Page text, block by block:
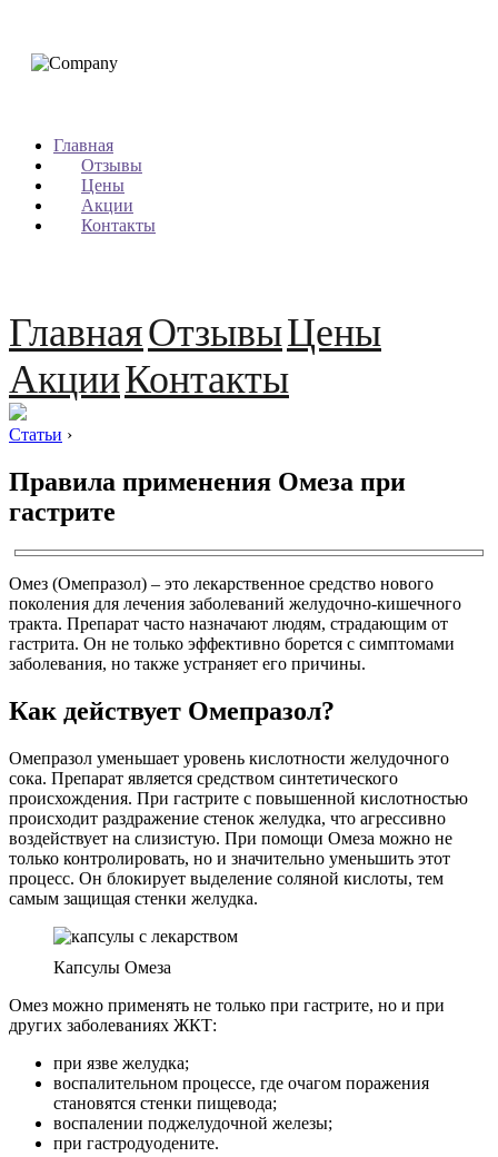
Главная
Отзывы
Цены
Акции
Контакты
ГлавнаяОтзывыЦены
АкцииКонтакты
Статьи ›
Правила применения Омеза при
гастрите
Омез (Омепразол) – это лекарственное средство нового
поколения для лечения заболеваний желудочно-кишечного
тракта. Препарат часто назначают людям, страдающим от
гастрита. Он не только эффективно борется с симптомами
заболевания, но также устраняет его причины.
Как действует Омепразол?
Омепразол уменьшает уровень кислотности желудочного
сока. Препарат является средством синтетического
происхождения. При гастрите с повышенной кислотностью
происходит раздражение стенок желудка, что агрессивно
воздействует на слизистую. При помощи Омеза можно не
только контролировать, но и значительно уменьшить этот
процесс. Он блокирует выделение соляной кислоты, тем
самым защищая стенки желудка.
Капсулы Омеза
Омез можно применять не только при гастрите, но и при
других заболеваниях ЖКТ:
при язве желудка;
воспалительном процессе, где очагом поражения
становятся стенки пищевода;
воспалении поджелудочной железы;
при гастродуодените.